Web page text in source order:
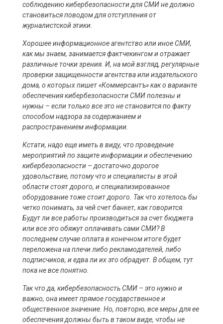
соблюдению кибербезопасности для СМИ не должно
становиться поводом для отступления от
журналистской этики.
Хорошее информационное агентство или иное СМИ,
как мы знаем, занимается фактчекингом и отражает
различные точки зрения. И, на мой взгляд, регулярные
проверки защищенности агентства или издательского
дома, о которых пишет «Коммерсантъ» как о варианте
обеспечения кибербезопасности СМИ полезны и
нужны – если только все это не становится по факту
способом надзора за содержанием и
распространением информации.
Кстати, надо еще иметь в виду, что проведение
мероприятий по защите информации и обеспечению
кибербезопасности – достаточно дорогое
удовольствие, потому что и специалисты в этой
области стоят дорого, и специализированное
оборудование тоже стоит дорого. Так что хотелось бы
четко понимать, за чей счет банкет, как говорится.
Будут ли все работы производиться за счет бюджета
или все это обяжут оплачивать сами СМИ? В
последнем случае оплата в конечном итоге будет
переложена на плечи либо рекламодателей, либо
подписчиков, и едва ли их это обрадует. В общем, тут
пока не все понятно.
Так что да, кибербезопасность СМИ – это нужно и
важно, она имеет прямое государственное и
общественное значение. Но, повторю, все меры для ее
обеспечения должны быть в таком виде, чтобы не